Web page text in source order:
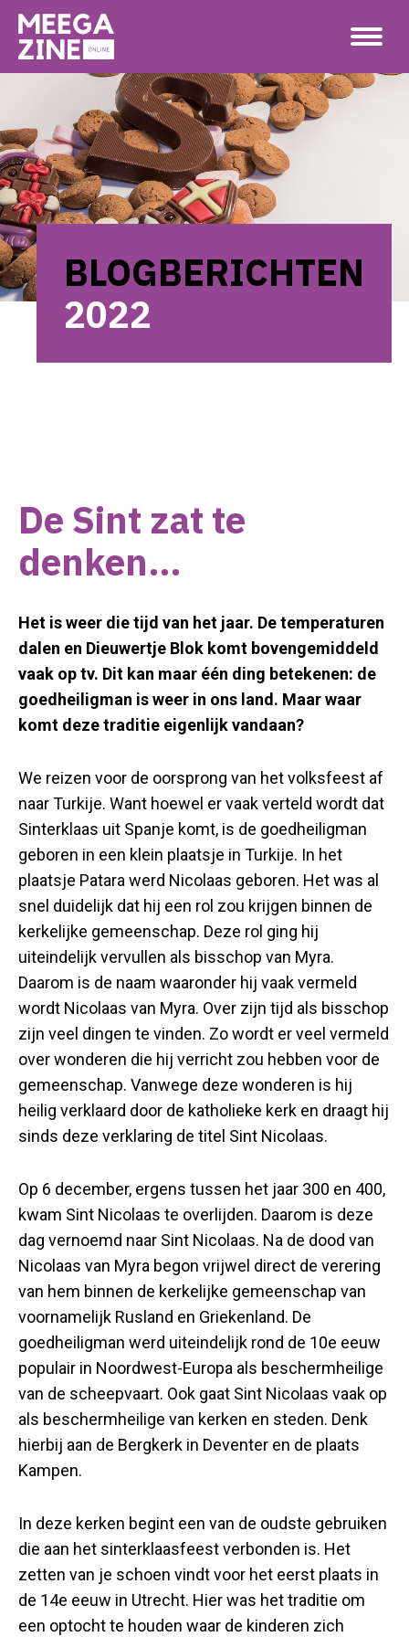
BLOGBERICHTEN
2022
De Sint zat te
denken…
Het is weer die tijd van het jaar. De temperaturen
dalen en Dieuwertje Blok komt bovengemiddeld
vaak op tv. Dit kan maar één ding betekenen: de
goedheiligman is weer in ons land. Maar waar
komt deze traditie eigenlijk vandaan?
We reizen voor de oorsprong van het volksfeest af
naar Turkije. Want hoewel er vaak verteld wordt dat
Sinterklaas uit Spanje komt, is de goedheiligman
geboren in een klein plaatsje in Turkije. In het
plaatsje Patara werd Nicolaas geboren. Het was al
snel duidelijk dat hij een rol zou krijgen binnen de
kerkelijke gemeenschap. Deze rol ging hij
uiteindelijk vervullen als bisschop van Myra.
Daarom is de naam waaronder hij vaak vermeld
wordt Nicolaas van Myra. Over zijn tijd als bisschop
zijn veel dingen te vinden. Zo wordt er veel vermeld
over wonderen die hij verricht zou hebben voor de
gemeenschap. Vanwege deze wonderen is hij
heilig verklaard door de katholieke kerk en draagt hij
sinds deze verklaring de titel Sint Nicolaas.
Op 6 december, ergens tussen het jaar 300 en 400,
kwam Sint Nicolaas te overlijden. Daarom is deze
dag vernoemd naar Sint Nicolaas. Na de dood van
Nicolaas van Myra begon vrijwel direct de verering
van hem binnen de kerkelijke gemeenschap van
voornamelijk Rusland en Griekenland. De
goedheiligman werd uiteindelijk rond de 10e eeuw
populair in Noordwest-Europa als beschermheilige
van de scheepvaart. Ook gaat Sint Nicolaas vaak op
als beschermheilige van kerken en steden. Denk
hierbij aan de Bergkerk in Deventer en de plaats
Kampen.
In deze kerken begint een van de oudste gebruiken
die aan het sinterklaasfeest verbonden is. Het
zetten van je schoen vindt voor het eerst plaats in
de 14e eeuw in Utrecht. Hier was het traditie om
een optocht te houden waar de kinderen zich